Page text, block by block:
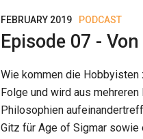
FEBRUARY 2019 PODCAST
Episode 07 -
Wie kommen die Hobbyisten
Folge und wird aus
Philosophien
Gitz für Age of Sigmar sowie